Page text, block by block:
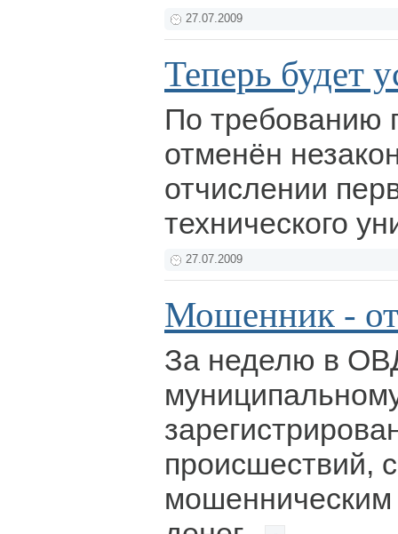
27.07.2009
Теперь будет
По требованию
отменён
отчислении
технического
27.07.2009
Мошенник -
За неделю в
происшествий,
мошенническим